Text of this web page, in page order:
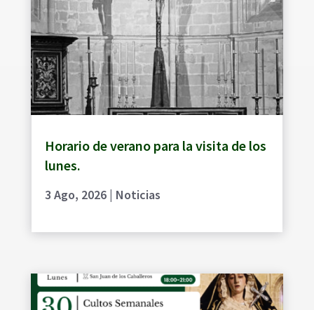
Horario de verano para la visita de los
lunes.
3 Ago, 2026| Noticias